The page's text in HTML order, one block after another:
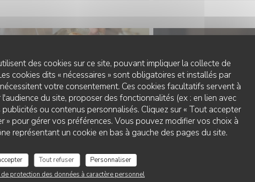
des cookies sur ce site, pouvant impliquer la collecte de
cookies dits « nécessaires » sont obligatoires et installés par
votre consentement. Ces cookies facultatifs servent à
du site, proposer des fonctionnalités (ex : en lien avec
ou contenus personnalisés. Cliquez sur « Tout accepter
» pour gérer vos préférences. Vous pouvez modifier vos choix à
représentant un cookie en bas à gauche des pages du site.
Tout refuser
Personnaliser
protection des données à caractère personnel